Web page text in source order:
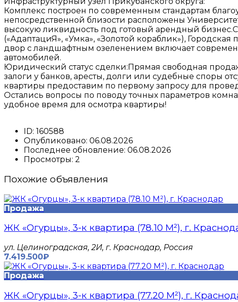
Комплекс построен по современным стандартам
непосредственной близости расположены
высокую ликвидность под готовый арендный
(«АдаптациЯ», «Умка», «Золотой кораблик»),
двор с ландшафтным озеленением включает
автомобилей.
Юридический статус сделки:Прямая свободная
залоги у банков, аресты, долги или судебные споры
квартиры предоставим по первому запросу для
Остались вопросы по поводу точных параметров
удобное время для осмотра квартиры!
ID: 160588
Опубликовано: 06.08.2026
Последнее обновление: 06.08.2026
Просмотры: 2
Похожие объявления
Продажа
ЖК «Огурцы», 3-к квартира (78.10 М²), г.
​ул. Целиноградская, 2И, г. Краснодар, Россия
7.419.500₽
Продажа
ЖК «Огурцы», 3-к квартира (77.20 М²), г.